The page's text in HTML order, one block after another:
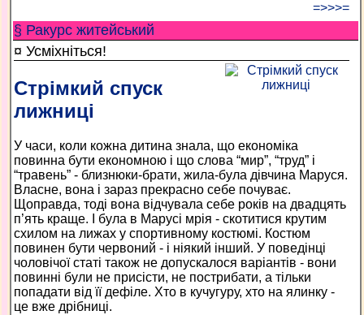
=>>>=
§ Ракурс житейський
¤ Усміхніться!
Стрімкий спуск
лижниці
У часи, коли кожна дитина знала, що економіка
повинна бути економною і що слова “мир”, “труд” і
“травень” - близнюки-брати, жила-була дівчина Маруся.
Власне, вона і зараз прекрасно себе почуває.
Щоправда, тоді вона відчувала себе років на двадцять
п’ять краще. І була в Марусі мрія - скотитися крутим
схилом на лижах у спортивному костюмі. Костюм
повинен бути червоний - і ніякий інший. У поведінці
чоловічої статі також не допускалося варіантів - вони
повинні були не присісти, не пострибати, а тільки
попадати від її дефіле. Хто в кучугуру, хто на ялинку -
це вже дрібниці.